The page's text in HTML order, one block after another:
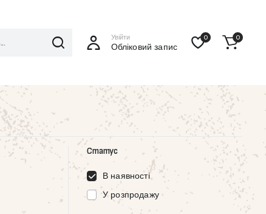
Увійти
Обліковий запис
0 0
Статус
В наявності
У розпродажу